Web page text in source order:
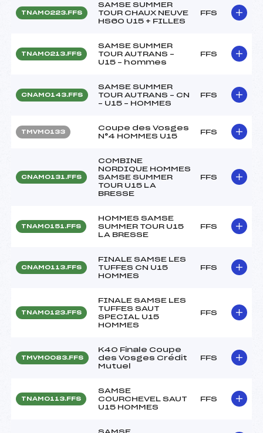
TNAM0223.FFS
SAMSE SUMMER
TOUR CHAUX NEUVE
HS60 U15 + FILLES
FFS
TNAM0213.FFS
SAMSE SUMMER
TOUR AUTRANS –
U15 – hommes
FFS
CNAM0143.FFS
SAMSE SUMMER
TOUR AUTRANS – CN
– U15 – HOMMES
FFS
TMVM0133
Coupe des Vosges
N°4 HOMMES U15
FFS
CNAM0131.FFS
COMBINE
NORDIQUE HOMMES
SAMSE SUMMER
TOUR U15 LA
BRESSE
FFS
TNAM0151.FFS
HOMMES SAMSE
SUMMER TOUR U15
LA BRESSE
FFS
CNAM0113.FFS
FINALE SAMSE LES
TUFFES CN U15
HOMMES
FFS
TNAM0123.FFS
FINALE SAMSE LES
TUFFES SAUT
SPECIAL U15
HOMMES
FFS
TMVM0083.FFS
K40 Finale Coupe
des Vosges Crédit
Mutuel
FFS
TNAM0113.FFS
SAMSE
COURCHEVEL SAUT
U15 HOMMES
FFS
SAMSE